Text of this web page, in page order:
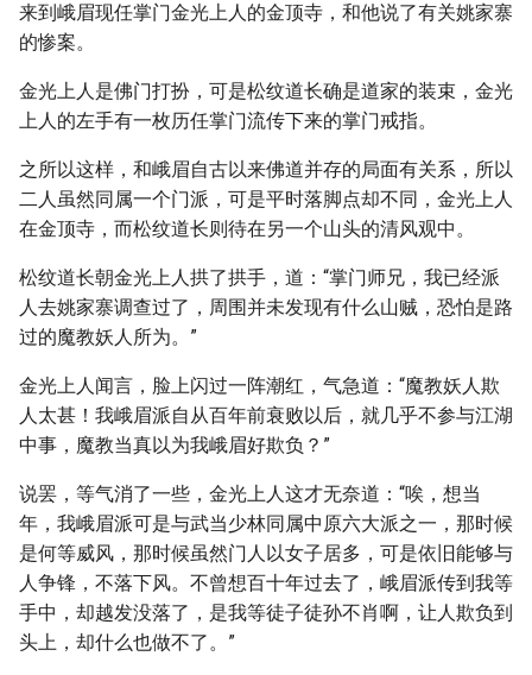
来到峨眉现任掌门金光上人的金顶寺，和他说了有关姚家寨
的惨案。
金光上人是佛门打扮，可是松纹道长确是道家的装束，金光
上人的左手有一枚历任掌门流传下来的掌门戒指。
之所以这样，和峨眉自古以来佛道并存的局面有关系，所以
二人虽然同属一个门派，可是平时落脚点却不同，金光上人
在金顶寺，而松纹道长则待在另一个山头的清风观中。
松纹道长朝金光上人拱了拱手，道：“掌门师兄，我已经派
人去姚家寨调查过了，周围并未发现有什么山贼，恐怕是路
过的魔教妖人所为。”
金光上人闻言，脸上闪过一阵潮红，气急道：“魔教妖人欺
人太甚！我峨眉派自从百年前衰败以后，就几乎不参与江湖
中事，魔教当真以为我峨眉好欺负？”
说罢，等气消了一些，金光上人这才无奈道：“唉，想当
年，我峨眉派可是与武当少林同属中原六大派之一，那时候
是何等威风，那时候虽然门人以女子居多，可是依旧能够与
人争锋，不落下风。不曾想百十年过去了，峨眉派传到我等
手中，却越发没落了，是我等徒子徒孙不肖啊，让人欺负到
头上，却什么也做不了。”